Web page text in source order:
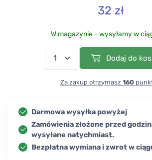
32 zł
W magazynie - wysyłamy w
Dodaj do
Za zakup otrzymasz 160
Darmowa wysyłka powyżej
Zamówienia złożone przed
wysyłane natychmiast.
Bezpłatna wymiana i zwrot w